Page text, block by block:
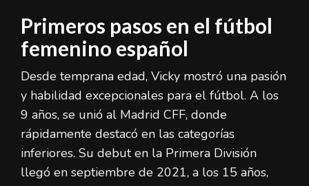
Primeros pasos en el fútbol
femenino español
Desde temprana edad, Vicky mostró una pasión
y habilidad excepcionales para el fútbol. A los
9 años, se unió al Madrid CFF, donde
rápidamente destacó en las categorías
inferiores. Su debut en la Primera División
llegó en septiembre de 2021, a los 15 años,